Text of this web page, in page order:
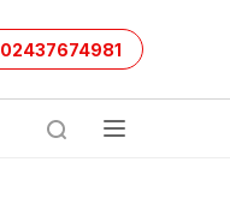
02437674981